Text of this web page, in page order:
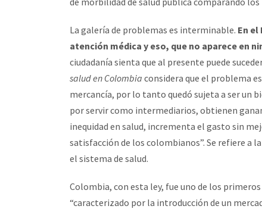
La galería de problemas es interminable. En
atención médica y eso, que no aparece en
ciudadanía sienta que al presente puede
salud en Colombia considera que el problema
mercancía, por lo tanto quedó sujeta a ser un
por servir como intermediarios, obtienen
inequidad en salud, incrementa el gasto sin
satisfacción de los colombianos”. Se refiere a
el sistema de salud.
Colombia, con esta ley, fue uno de los
“caracterizado por la introducción de un